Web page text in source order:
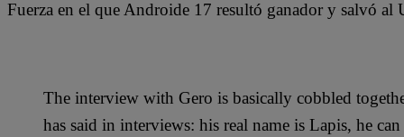
Fuerza en el que Androide 17 resultó ganador y salvó
The interview with Gero is basically cobbled
has said in interviews: his real name is Lapis, he